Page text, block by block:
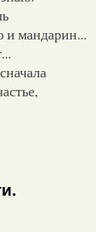
и мандарин...